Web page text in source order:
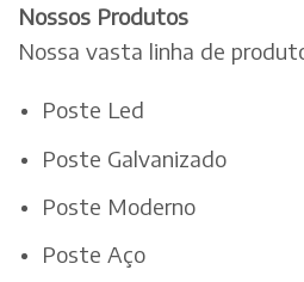
Nossos Produtos
Nossa vasta linha de
Poste Led
Poste Galvanizado
Poste Moderno
Poste Aço